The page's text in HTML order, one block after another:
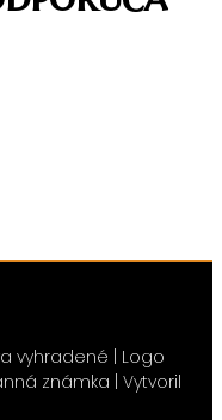
vyhradené | Logo
známka | Vytvoril